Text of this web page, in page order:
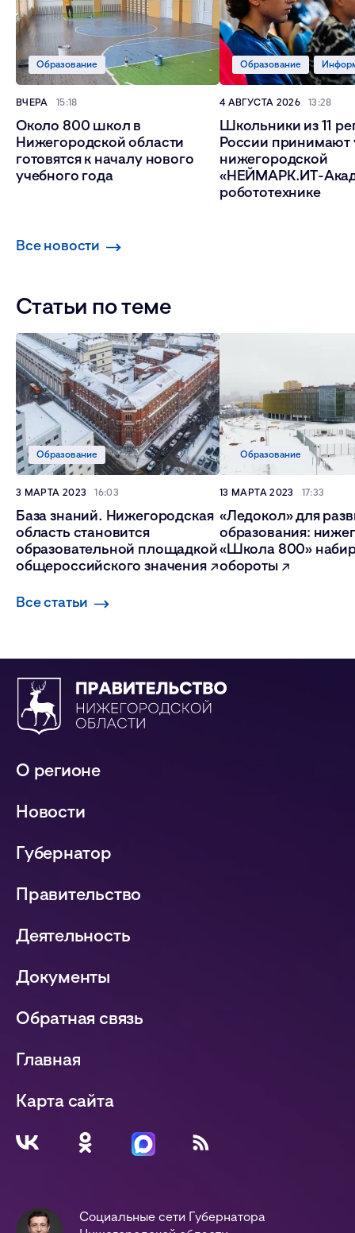
Около 800 школ в
Нижегородской области
готовятся к началу нового
учебного года
Образование
ВЧЕРА 15:18
Школьники из 11
России принимают
нижегородской
«НЕЙМАРК.ИТ-
робототехнике
Образование
4 АВГУСТА 2026 13:28
Все новости
Статьи по теме
База знаний. Нижегородская
область становится
образовательной площадкой
общероссийского значения
Образование
3 МАРТА 2023 16:03
«Ледокол» для
образования:
«Школа 800»
обороты
Образование
13 МАРТА 2023 17:33
Все статьи
О регионе
Новости
Губернатор
Правительство
Деятельность
Документы
Обратная связь
Главная
Карта сайта
Социальные сети Губернатора